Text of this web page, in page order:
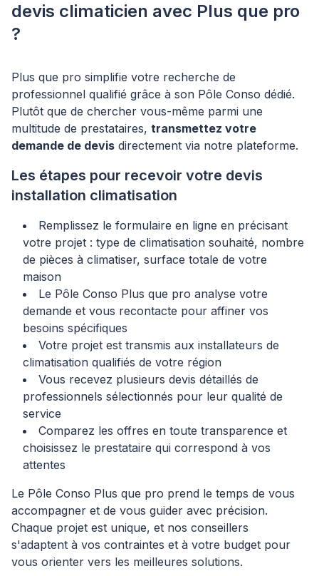
devis climaticien avec Plus que pro
?
Plus que pro simplifie votre recherche de
professionnel qualifié grâce à son Pôle Conso dédié.
Plutôt que de chercher vous-même parmi une
multitude de prestataires, transmettez votre
demande de devis directement via notre plateforme.
Les étapes pour recevoir votre devis
installation climatisation
Remplissez le formulaire en ligne en précisant
votre projet : type de climatisation souhaité, nombre
de pièces à climatiser, surface totale de votre
maison
Le Pôle Conso Plus que pro analyse votre
demande et vous recontacte pour affiner vos
besoins spécifiques
Votre projet est transmis aux installateurs de
climatisation qualifiés de votre région
Vous recevez plusieurs devis détaillés de
professionnels sélectionnés pour leur qualité de
service
Comparez les offres en toute transparence et
choisissez le prestataire qui correspond à vos
attentes
Le Pôle Conso Plus que pro prend le temps de vous
accompagner et de vous guider avec précision.
Chaque projet est unique, et nos conseillers
s'adaptent à vos contraintes et à votre budget pour
vous orienter vers les meilleures solutions.